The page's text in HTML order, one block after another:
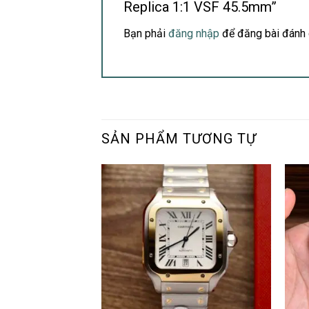
Replica 1:1 VSF 45.5mm”
Bạn phải đăng nhập để đăng bài đánh
SẢN PHẨM TƯƠNG TỰ